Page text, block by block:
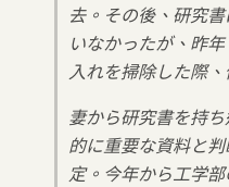
去。その後、研究
いなかったが、昨
入れを掃除した際
妻から研究書を持
的に重要な資料と
定。今年から工学